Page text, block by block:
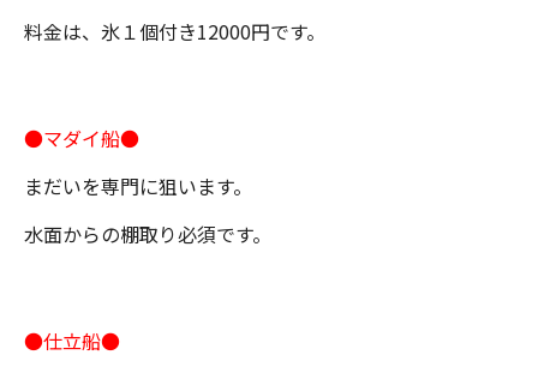
料金は、氷１個付き12000円です。
●マダイ船●
まだいを専門に狙います。
水面からの棚取り必須です。
●仕立船●